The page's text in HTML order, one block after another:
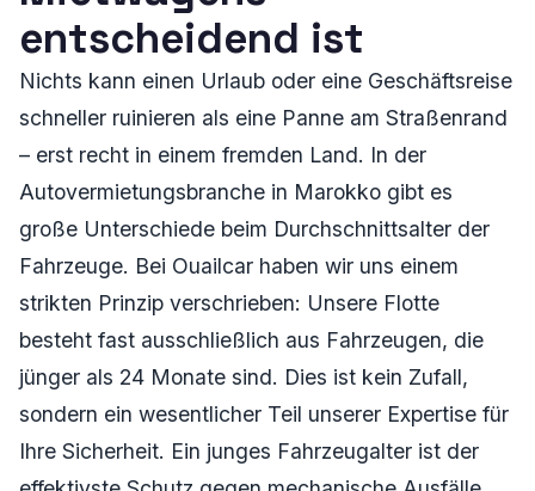
entscheidend ist
Nichts kann einen Urlaub oder eine Geschäftsreise
schneller ruinieren als eine Panne am Straßenrand
– erst recht in einem fremden Land. In der
Autovermietungsbranche in Marokko gibt es
große Unterschiede beim Durchschnittsalter der
Fahrzeuge. Bei Ouailcar haben wir uns einem
strikten Prinzip verschrieben: Unsere Flotte
besteht fast ausschließlich aus Fahrzeugen, die
jünger als 24 Monate sind. Dies ist kein Zufall,
sondern ein wesentlicher Teil unserer Expertise für
Ihre Sicherheit. Ein junges Fahrzeugalter ist der